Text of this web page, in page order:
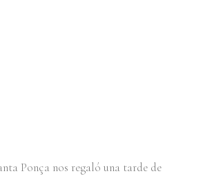
Ponça nos regaló una tarde de